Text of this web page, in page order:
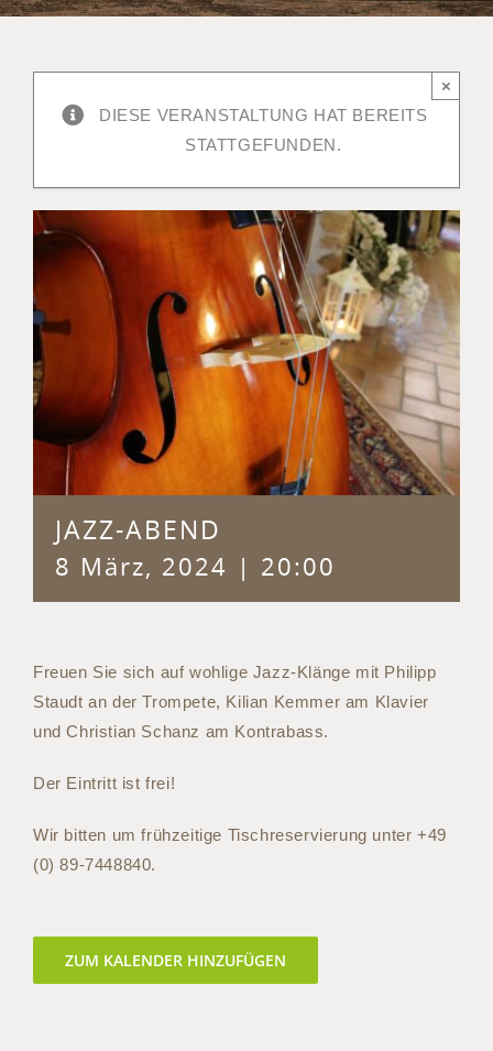
DIESE VERANSTALTUNG HAT BEREITS
STATTGEFUNDEN.
×
JAZZ-ABEND
8 März, 2024 | 20:00
Freuen Sie sich auf wohlige Jazz-Klänge mit Philipp
Staudt an der Trompete, Kilian Kemmer am Klavier
und Christian Schanz am Kontrabass.
Der Eintritt ist frei!
Wir bitten um frühzeitige Tischreservierung unter+49
(0) 89-7448840.
ZUM KALENDER HINZUFÜGEN